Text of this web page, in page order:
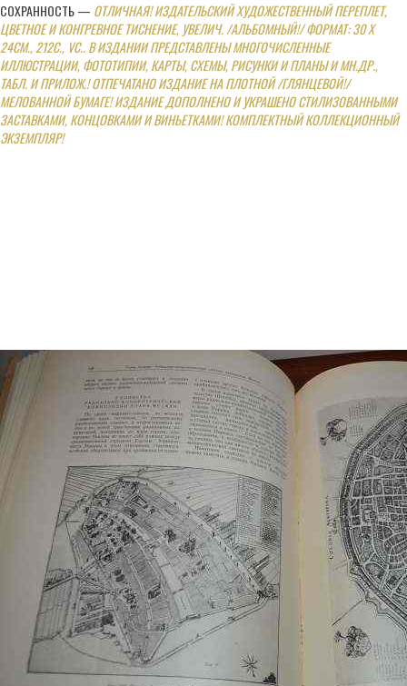
СОХРАННОСТЬ — ОТЛИЧНАЯ! ИЗДАТЕЛЬСКИЙ ХУДОЖЕСТВЕННЫЙ ПЕРЕПЛЕТ,
ЦВЕТНОЕ И КОНГРЕВНОЕ ТИСНЕНИЕ, УВЕЛИЧ. /АЛЬБОМНЫЙ!/ ФОРМАТ: 30 Х
24СМ., 212С., VC.. В ИЗДАНИИ ПРЕДСТАВЛЕНЫ МНОГОЧИСЛЕННЫЕ
ИЛЛЮСТРАЦИИ, ФОТОТИПИИ, КАРТЫ, СХЕМЫ, РИСУНКИ И ПЛАНЫ И МН.ДР.,
ТАБЛ. И ПРИЛОЖ.! ОТПЕЧАТАНО ИЗДАНИЕ НА ПЛОТНОЙ /ГЛЯНЦЕВОЙ!/
МЕЛОВАННОЙ БУМАГЕ! ИЗДАНИЕ ДОПОЛНЕНО И УКРАШЕНО СТИЛИЗОВАННЫМИ
ЗАСТАВКАМИ, КОНЦОВКАМИ И ВИНЬЕТКАМИ! КОМПЛЕКТНЫЙ КОЛЛЕКЦИОННЫЙ
ЭКЗЕМПЛЯР!